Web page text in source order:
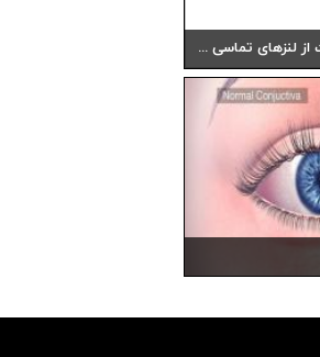
ارتباط استفاده نادرست از لنزهای تماسی با کراتیت